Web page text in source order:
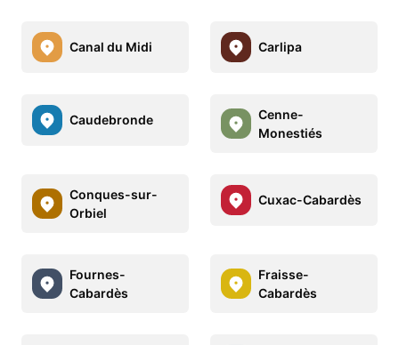
Canal du Midi Carlipa
Caudebronde
Cenne-
Monestiés
Conques-sur-
Orbiel
Cuxac-Cabardès
Fournes-
Cabardès
Fraisse-
Cabardès